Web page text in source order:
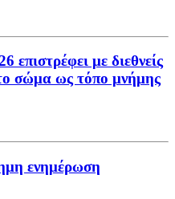
με διεθνείς
σώμα ως τόπο μνήμης
ενημέρωση